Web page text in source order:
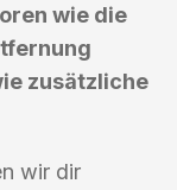
wie die
zusätzliche
wir dir